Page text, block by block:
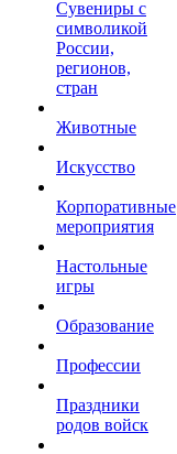
Сувениры с
символикой
России,
регионов,
стран
Животные
Искусство
Корпоративные
мероприятия
Настольные
игры
Образование
Профессии
Праздники
родов войск